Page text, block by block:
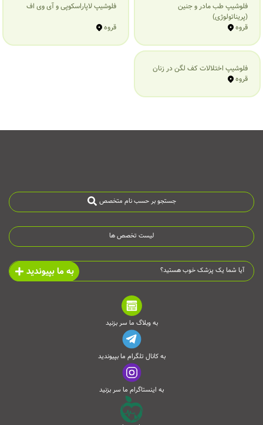
فلوشیپ طب مادر و جنین
(پریناتولوژی)
قروه
فلوشیپ لاپاراسکوپی و آی وی اف
قروه
فلوشیپ اختلالات کف لگن در زنان
قروه
جستجو بر حسب نام متخصص
لیست تخصص ها
آیا شما یک پزشک خوب هستید؟ به ما بپیوندید
به وبلاگ ما سر بزنید
به کانال تلگرام ما بپیوندید
به اینستاگرام ما سر بزنید